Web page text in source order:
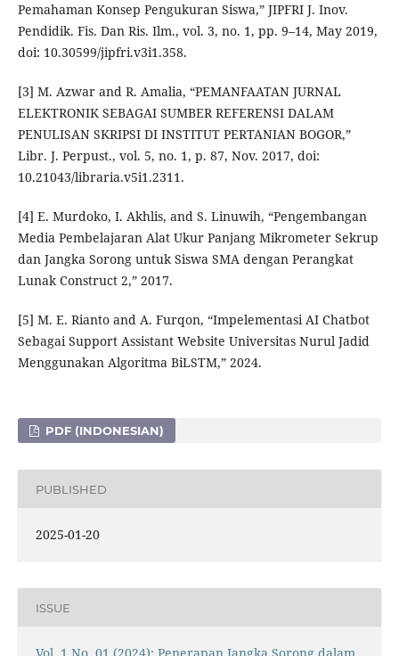
Pemahaman Konsep Pengukuran Siswa,” JIPFRI J. Inov.
Pendidik. Fis. Dan Ris. Ilm., vol. 3, no. 1, pp. 9–14, May 2019,
doi: 10.30599/jipfri.v3i1.358.
[3] M. Azwar and R. Amalia, “PEMANFAATAN JURNAL
ELEKTRONIK SEBAGAI SUMBER REFERENSI DALAM
PENULISAN SKRIPSI DI INSTITUT PERTANIAN BOGOR,”
Libr. J. Perpust., vol. 5, no. 1, p. 87, Nov. 2017, doi:
10.21043/libraria.v5i1.2311.
[4] E. Murdoko, I. Akhlis, and S. Linuwih, “Pengembangan
Media Pembelajaran Alat Ukur Panjang Mikrometer Sekrup
dan Jangka Sorong untuk Siswa SMA dengan Perangkat
Lunak Construct 2,” 2017.
[5] M. E. Rianto and A. Furqon, “Impelementasi AI Chatbot
Sebagai Support Assistant Website Universitas Nurul Jadid
Menggunakan Algoritma BiLSTM,” 2024.
PDF (INDONESIAN)
PUBLISHED
2025-01-20
ISSUE